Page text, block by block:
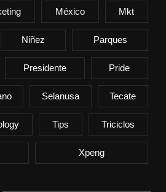
México Mkt
Niñez Parques
Presidente Pride
Selanusa Tecate
Tips Triciclos
Xpeng